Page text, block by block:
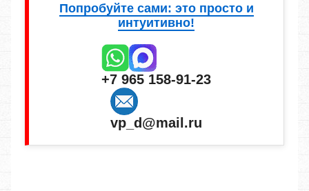
Попробуйте сами: это просто и
интуитивно!
+7 965 158-91-23
vp_d@mail.ru